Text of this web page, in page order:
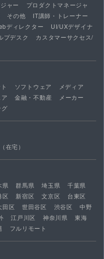
ャー
プロダクトマネージャ
その他
IT講師・トレーナー
ディレクター
UI/UXデザイナ
プデスク
カスタマーサクセス/
ソフトウェア
メディア
金融・不動産
メーカー
在宅）
県 群馬県 埼玉県
千葉県
区 新宿区 文京区
台東区
田区 世田谷区 渋谷区
中野
江戸川区 神奈川県
東海
フルリモート